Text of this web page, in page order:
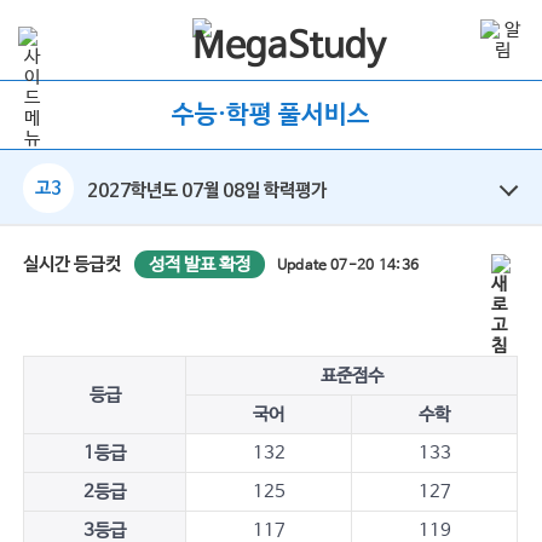
수능·학평 풀서비스
고3 2027학년도 07월 08일 학력평가
실시간 등급컷 성적 발표 확정 Update 07-20 14:36
등급
표준점수
국어
수학
1등급
132
133
2등급
125
127
3등급
117 119